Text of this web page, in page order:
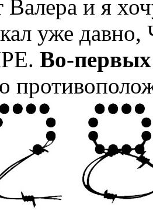
Валера и я
уже
Во-первых